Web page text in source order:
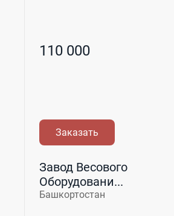
110 000
Заказать
Завод Весового
Оборудовани...
Башкортостан